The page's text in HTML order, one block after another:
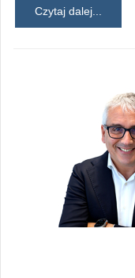
Czytaj dalej...